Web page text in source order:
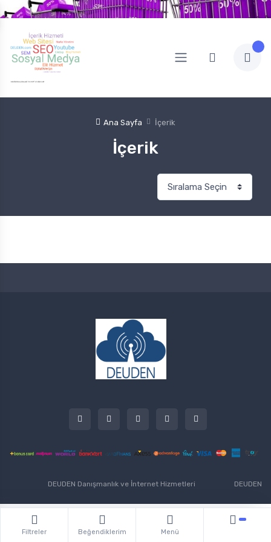
Ana Sayfa İçerik
İçerik
DEUDEN Danışmanlık ve İnternet Hizmetleri DEUDEN
Filtreler Beğendiklerim Menü